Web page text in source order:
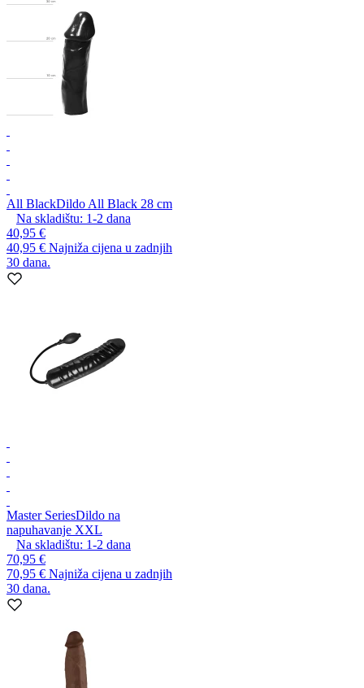
All BlackDildo All Black 28 cm
Na skladištu: 1-2 dana
40,95 €
40,95 € Najniža cijena u zadnjih
30 dana.
Master SeriesDildo na
napuhavanje XXL
Na skladištu: 1-2 dana
70,95 €
70,95 € Najniža cijena u zadnjih
30 dana.